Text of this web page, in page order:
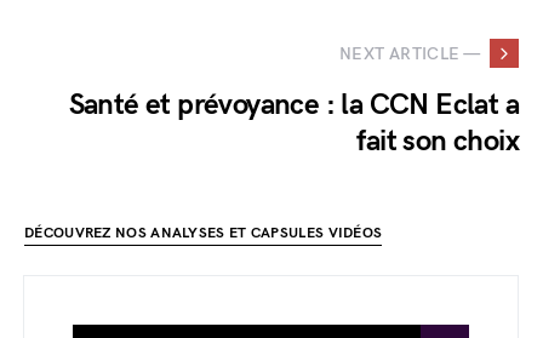
NEXT ARTICLE —
Santé et prévoyance : la CCN Eclat a
fait son choix
DÉCOUVREZ NOS ANALYSES ET CAPSULES VIDÉOS